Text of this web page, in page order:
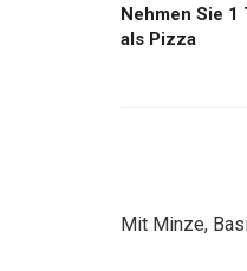
Nehmen Sie
als Pizza
Mit Minze,